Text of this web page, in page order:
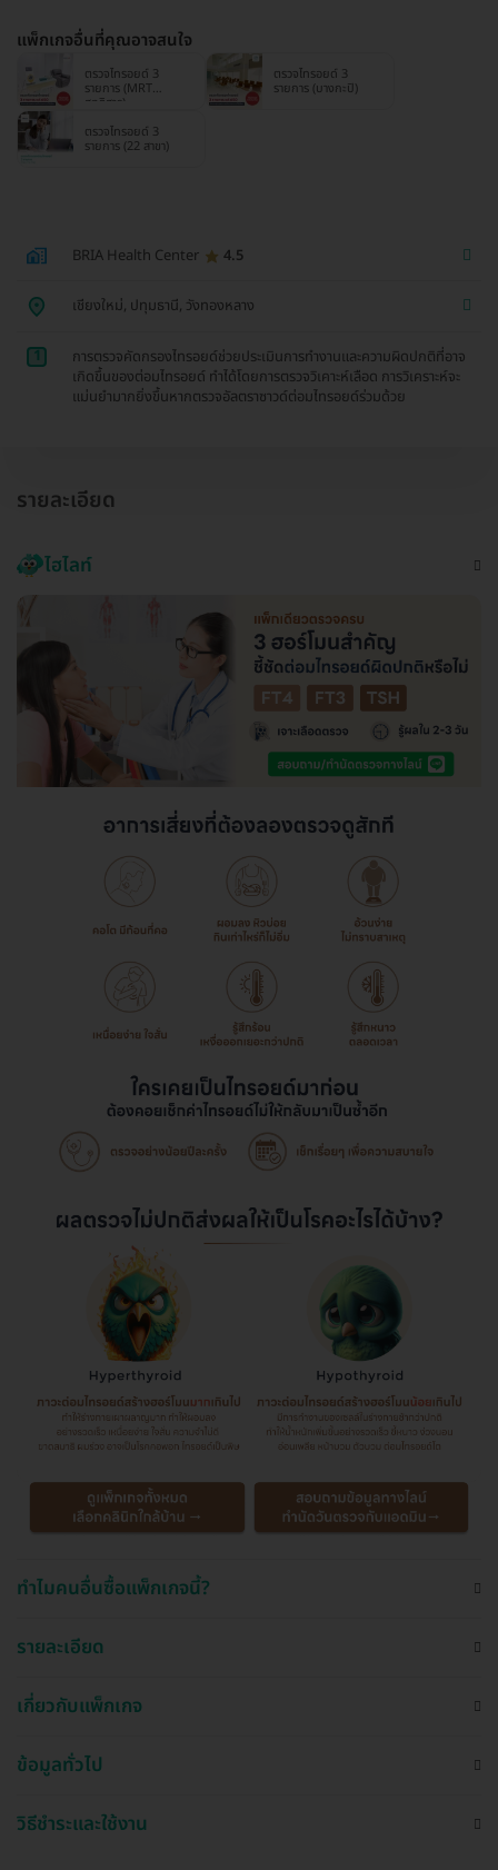
แพ็กเกจอื่นที่คุณอาจสนใจ
ตรวจไทรอยด์ 3
รายการ (MRT
สุทธิสาร)
ตรวจไทรอยด์ 3
รายการ (บางกะปิ)
ตรวจไทรอยด์ 3
รายการ (22 สาขา)
BRIA Health Center 4.5
เชียงใหม่, ปทุมธานี, วังทองหลาง
1
การตรวจคัดกรองไทรอยด์ช่วยประเมินการทำงานและความผิดปกติที่อาจ
เกิดขึ้นของต่อมไทรอยด์ ทำได้โดยการตรวจวิเคาะห์เลือด การวิเคราะห์จะ
แม่นยำมากยิ่งขึ้นหากตรวจอัลตราซาวด์ต่อมไทรอยด์ร่วมด้วย
รายละเอียด
ไฮไลท์
ทำไมคนอื่นซื้อแพ็กเกจนี้?
รายละเอียด
เกี่ยวกับแพ็กเกจ
ข้อมูลทั่วไป
วิธีชำระและใช้งาน